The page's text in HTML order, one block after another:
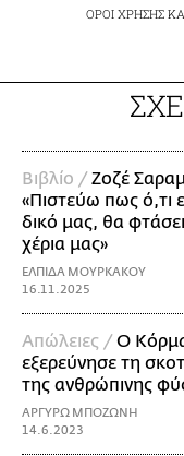
ΟΡΟΙ ΧΡΗΣΗΣ
Βιβλίο /Ζοζέ
«Πιστεύω πως ό,τι
δικό μας, θα
χέρια μας»
ΕΛΠΙΔΑ ΜΟΥΡΚΑΚΟΥ
16.11.2025
Απώλειες /Ο
εξερεύνησε τη
της ανθρώπινης
ΑΡΓΥΡΩ ΜΠΟΖΩΝΗ
14.6.2023